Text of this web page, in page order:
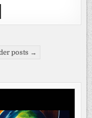
posts →